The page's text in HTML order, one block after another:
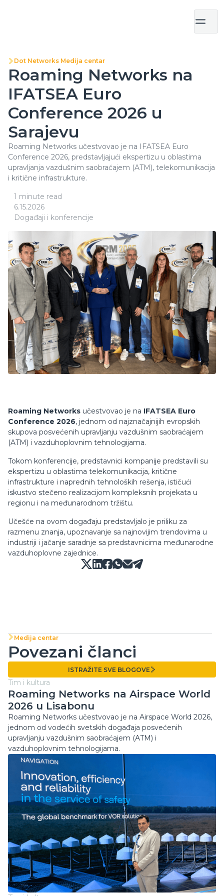
Dot Networks Medija centar
Roaming Networks na
IFATSEA Euro
Conference 2026 u
Sarajevu
Roaming Networks učestvovao je na IFATSEA Euro
Conference 2026, predstavljajući ekspertizu u oblastima
upravljanja vazdušnim saobraćajem (ATM), telekomunikacija
i kritične infrastrukture.
1 minute read
6.15.2026
Događaji i konferencije
Roaming Networks učestvovao je na IFATSEA Euro
Conference 2026, jednom od najznačajnijih evropskih
skupova posvećenih upravljanju vazdušnim saobraćajem
(ATM) i vazduhoplovnim tehnologijama.
Tokom konferencije, predstavnici kompanije predstavili su
ekspertizu u oblastima telekomunikacija, kritične
infrastrukture i naprednih tehnoloških rešenja, ističući
iskustvo stečeno realizacijom kompleksnih projekata u
regionu i na međunarodnom tržištu.
Učešće na ovom događaju predstavljalo je priliku za
razmenu znanja, upoznavanje sa najnovijim trendovima u
industriji i jačanje saradnje sa predstavnicima međunarodne
vazduhoplovne zajednice.
Medija centar
Povezani članci
ISTRAŽITE SVE BLOGOVE
ISTRAŽITE SVE BLOGOVE
Tim i kultura
Roaming Networks na Airspace World
2026 u Lisabonu
Roaming Networks učestvovao je na Airspace World 2026,
jednom od vodećih svetskih događaja posvećenih
upravljanju vazdušnim saobraćajem (ATM) i
vazduhoplovnim tehnologijama.